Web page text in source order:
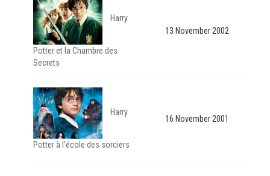
Harry
Potter et la Chambre des
Secrets
13 November 2002
Harry
Potter à l’école des sorciers
16 November 2001